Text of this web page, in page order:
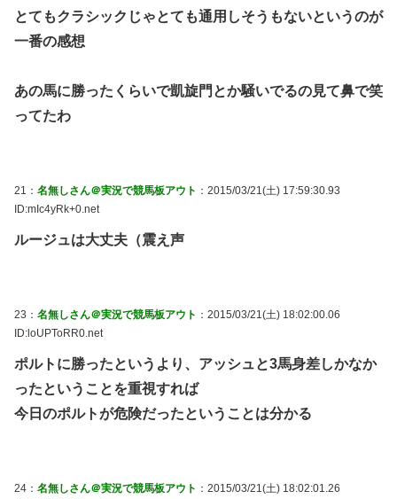
とてもクラシックじゃとても通用しそうもないというのが
一番の感想
あの馬に勝ったくらいで凱旋門とか騒いでるの見て鼻で笑
ってたわ
21： 名無しさん＠実況で競馬板アウト ：2015/03/21(土) 17:59:30.93
ID:mIc4yRk+0.net
ルージュは大丈夫（震え声
23： 名無しさん＠実況で競馬板アウト ：2015/03/21(土) 18:02:00.06
ID:loUPToRR0.net
ポルトに勝ったというより、アッシュと3馬身差しかなか
ったということを重視すれば
今日のポルトが危険だったということは分かる
24： 名無しさん＠実況で競馬板アウト ：2015/03/21(土) 18:02:01.26